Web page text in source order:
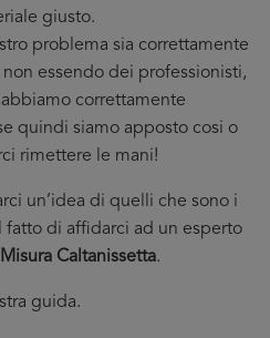
giusto.
problema sia correttamente
essendo dei professionisti,
correttamente
quindi siamo apposto cosi o
rimettere le mani!
un’idea di quelli che sono i
di affidarci ad un esperto
Caltanissetta.
guida.